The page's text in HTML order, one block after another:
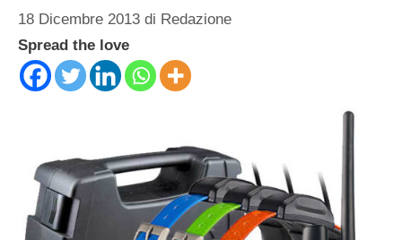
18 Dicembre 2013 di Redazione
Spread the love